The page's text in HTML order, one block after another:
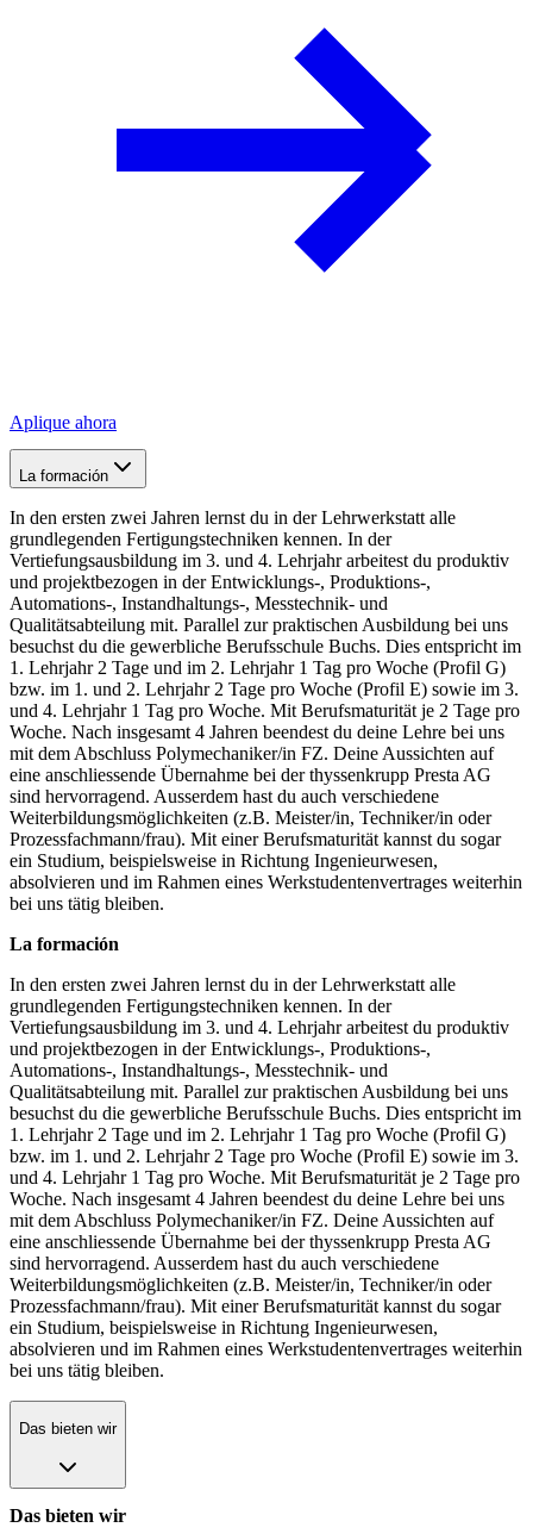
Aplique ahora
La formación
In den ersten zwei Jahren lernst du in der Lehrwerkstatt alle
grundlegenden Fertigungstechniken kennen. In der
Vertiefungsausbildung im 3. und 4. Lehrjahr arbeitest du produktiv
und projektbezogen in der Entwicklungs-, Produktions-,
Automations-, Instandhaltungs-, Messtechnik- und
Qualitätsabteilung mit. Parallel zur praktischen Ausbildung bei uns
besuchst du die gewerbliche Berufsschule Buchs. Dies entspricht im
1. Lehrjahr 2 Tage und im 2. Lehrjahr 1 Tag pro Woche (Profil G)
bzw. im 1. und 2. Lehrjahr 2 Tage pro Woche (Profil E) sowie im 3.
und 4. Lehrjahr 1 Tag pro Woche. Mit Berufsmaturität je 2 Tage pro
Woche. Nach insgesamt 4 Jahren beendest du deine Lehre bei uns
mit dem Abschluss Polymechaniker/in FZ. Deine Aussichten auf
eine anschliessende Übernahme bei der thyssenkrupp Presta AG
sind hervorragend. Ausserdem hast du auch verschiedene
Weiterbildungsmöglichkeiten (z.B. Meister/in, Techniker/in oder
Prozessfachmann/frau). Mit einer Berufsmaturität kannst du sogar
ein Studium, beispielsweise in Richtung Ingenieurwesen,
absolvieren und im Rahmen eines Werkstudentenvertrages weiterhin
bei uns tätig bleiben.
La formación
In den ersten zwei Jahren lernst du in der Lehrwerkstatt alle
grundlegenden Fertigungstechniken kennen. In der
Vertiefungsausbildung im 3. und 4. Lehrjahr arbeitest du produktiv
und projektbezogen in der Entwicklungs-, Produktions-,
Automations-, Instandhaltungs-, Messtechnik- und
Qualitätsabteilung mit. Parallel zur praktischen Ausbildung bei uns
besuchst du die gewerbliche Berufsschule Buchs. Dies entspricht im
1. Lehrjahr 2 Tage und im 2. Lehrjahr 1 Tag pro Woche (Profil G)
bzw. im 1. und 2. Lehrjahr 2 Tage pro Woche (Profil E) sowie im 3.
und 4. Lehrjahr 1 Tag pro Woche. Mit Berufsmaturität je 2 Tage pro
Woche. Nach insgesamt 4 Jahren beendest du deine Lehre bei uns
mit dem Abschluss Polymechaniker/in FZ. Deine Aussichten auf
eine anschliessende Übernahme bei der thyssenkrupp Presta AG
sind hervorragend. Ausserdem hast du auch verschiedene
Weiterbildungsmöglichkeiten (z.B. Meister/in, Techniker/in oder
Prozessfachmann/frau). Mit einer Berufsmaturität kannst du sogar
ein Studium, beispielsweise in Richtung Ingenieurwesen,
absolvieren und im Rahmen eines Werkstudentenvertrages weiterhin
bei uns tätig bleiben.
Das bieten wir
Das bieten wir